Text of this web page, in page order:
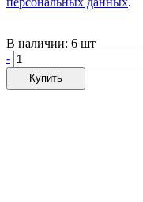
В наличии: 6 шт
-
Купить